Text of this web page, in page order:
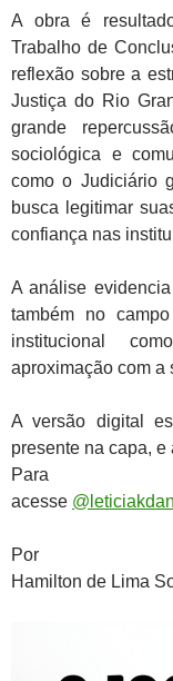
A obra é
Trabalho de
reflexão sobre a
Justiça do Rio
grande
sociológica e
como o Judiciário
busca legitimar
confiança nas
A análise
também no
institucional
aproximação com a
A versão digital
presente na capa,
Para
acesse
Por
Hamilton de Lima